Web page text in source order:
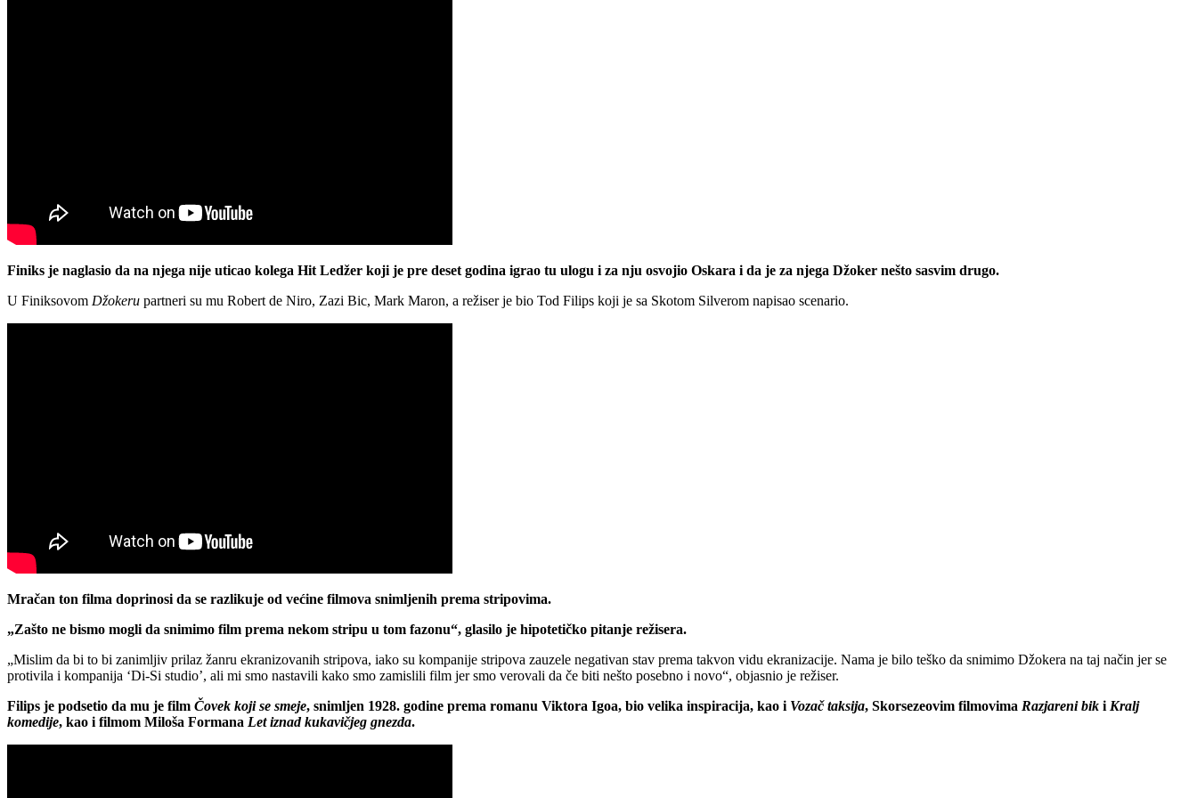
Finiks je naglasio da na njega nije uticao kolega Hit Ledžer koji je pre deset godina igrao tu ulogu i za nju osvojio Oskara i da je za njega Džoker nešto sasvim drugo.
U Finiksovom Džokeru partneri su mu Robert de Niro, Zazi Bic, Mark Maron, a režiser je bio Tod Filips koji je sa Skotom Silverom napisao scenario.
Mračan ton filma doprinosi da se razlikuje od većine filmova snimljenih prema stripovima.
„Zašto ne bismo mogli da snimimo film prema nekom stripu u tom fazonu“, glasilo je hipotetičko pitanje režisera.
„Mislim da bi to bi zanimljiv prilaz žanru ekranizovanih stripova, iako su kompanije stripova zauzele negativan stav prema takvon vidu ekranizacije. Nama je bilo teško da snimimo Džokera na taj način jer se
protivila i kompanija ‘Di-Si studio’, ali mi smo nastavili kako smo zamislili film jer smo verovali da če biti nešto posebno i novo“, objasnio je režiser.
Filips je podsetio da mu je film Čovek koji se smeje, snimljen 1928. godine prema romanu Viktora Igoa, bio velika inspiracija, kao i Vozač taksija, Skorsezeovim filmovima Razjareni bik i Kralj
komedije, kao i filmom Miloša Formana Let iznad kukavičjeg gnezda.